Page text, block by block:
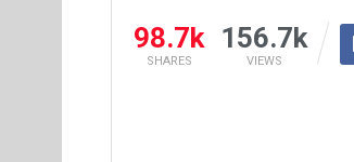
98.7k
SHARES
156.7k
VIEWS